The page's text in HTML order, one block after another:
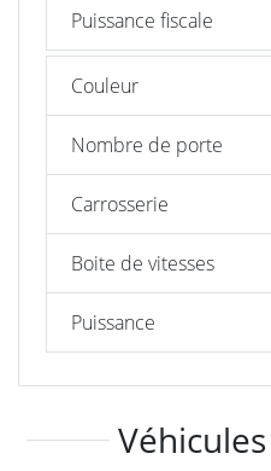
Puissance fiscale
Couleur
Nombre de porte
Carrosserie
Boite de vitesses
Puissance